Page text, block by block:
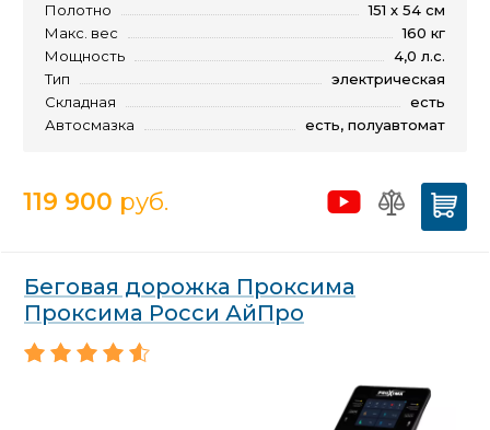
Полотно
151 х 54 см
Макс. вес
160 кг
Мощность
4,0 л.с.
Тип
электрическая
Складная
есть
Автосмазка
есть, полуавтомат
119 900 руб.
Беговая дорожка Проксима
Проксима Росси АйПро